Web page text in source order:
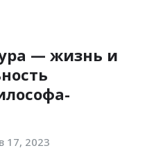
— жизнь и
17, 2023